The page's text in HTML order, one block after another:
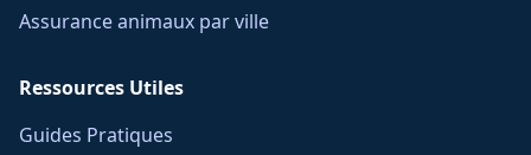
Assurance animaux par ville
Ressources Utiles
Guides Pratiques